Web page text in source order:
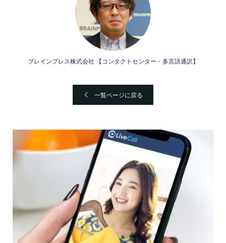
ブレインプレス株式会社 【コンタクトセンター・多言語通訳】
一覧ページに戻る